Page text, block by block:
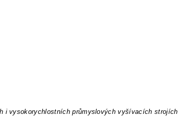
i vysokorychlostních průmyslových vyšívacích strojích